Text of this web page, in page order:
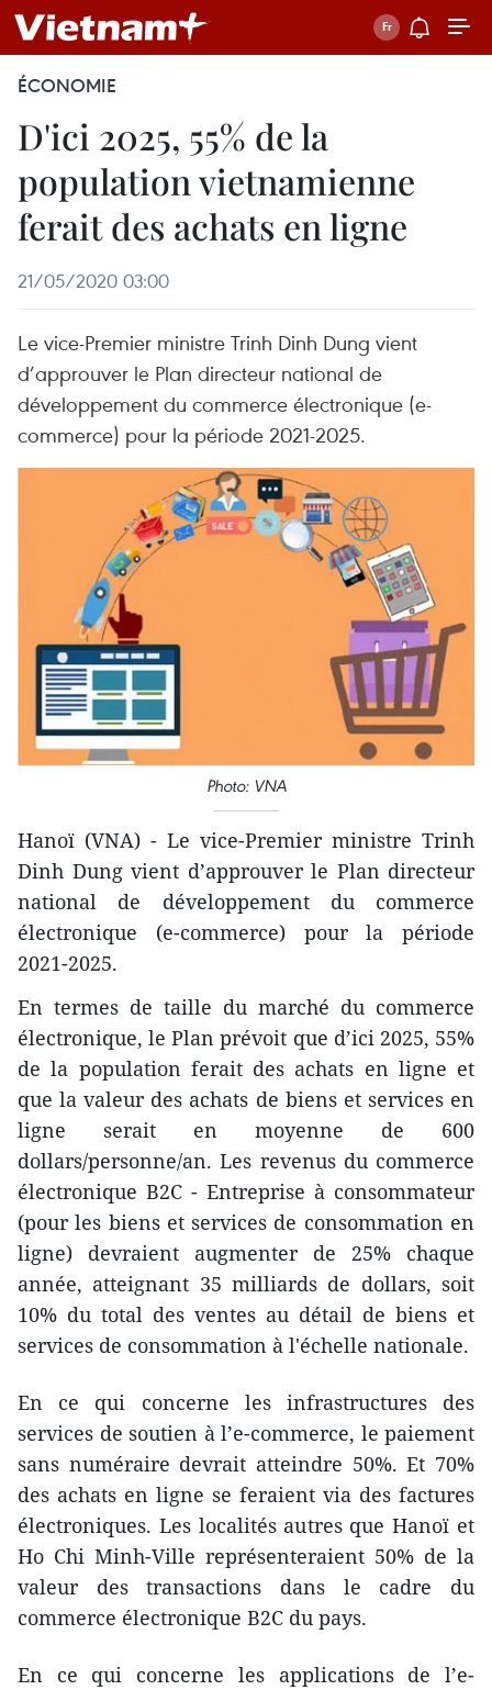
ÉCONOMIE
D'ici 2025, 55% de la
population vietnamienne
ferait des achats en ligne
21/05/2020 03:00
Le vice-Premier ministre Trinh Dinh Dung vient
d’approuver le Plan directeur national de
développement du commerce électronique (e-
commerce) pour la période 2021-2025.
Photo: VNA
Hanoï (VNA) - Le vice-Premier ministre Trinh
Dinh Dung vient d’approuver le Plan directeur
national de développement du commerce
électronique (e-commerce) pour la période
2021-2025.
En termes de taille du marché du commerce
électronique, le Plan prévoit que d’ici 2025, 55%
de la population ferait des achats en ligne et
que la valeur des achats de biens et services en
ligne serait en moyenne de 600
dollars/personne/an. Les revenus du commerce
électronique B2C - Entreprise à consommateur
(pour les biens et services de consommation en
ligne) devraient augmenter de 25% chaque
année, atteignant 35 milliards de dollars, soit
10% du total des ventes au détail de biens et
services de consommation à l'échelle nationale.
En ce qui concerne les infrastructures des
services de soutien à l’e-commerce, le paiement
sans numéraire devrait atteindre 50%. Et 70%
des achats en ligne se feraient via des factures
électroniques. Les localités autres que Hanoï et
Ho Chi Minh-Ville représenteraient 50% de la
valeur des transactions dans le cadre du
commerce électronique B2C du pays.
En ce qui concerne les applications de l’e-